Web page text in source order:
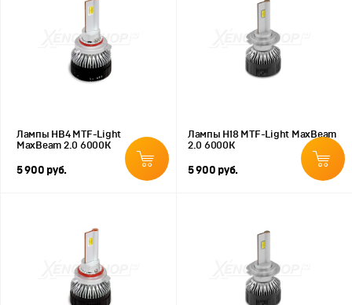
Лампы HB4 MTF-Light
MaxBeam 2.0 6000К
5 900 руб.
Лампы H18 MTF-Light MaxBeam
2.0 6000К
5 900 руб.